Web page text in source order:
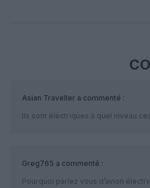
Asian Traveller a commenté :
Ils sont électriques à quel niveau
Greg765 a commenté :
Pourquoi parlez vous d’avion